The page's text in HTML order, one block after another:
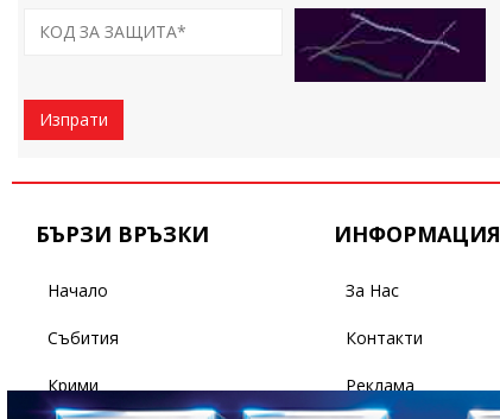
Изпрати
БЪРЗИ ВРЪЗКИ
Начало
Събития
Крими
ИНФОРМАЦИЯ
За Нас
Контакти
Реклама